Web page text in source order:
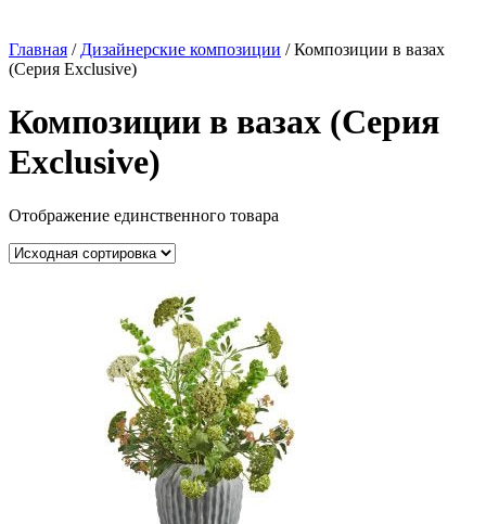
Главная / Дизайнерские композиции / Композиции в вазах
(Серия Exclusive)
Композиции в вазах (Серия
Exclusive)
Отображение единственного товара